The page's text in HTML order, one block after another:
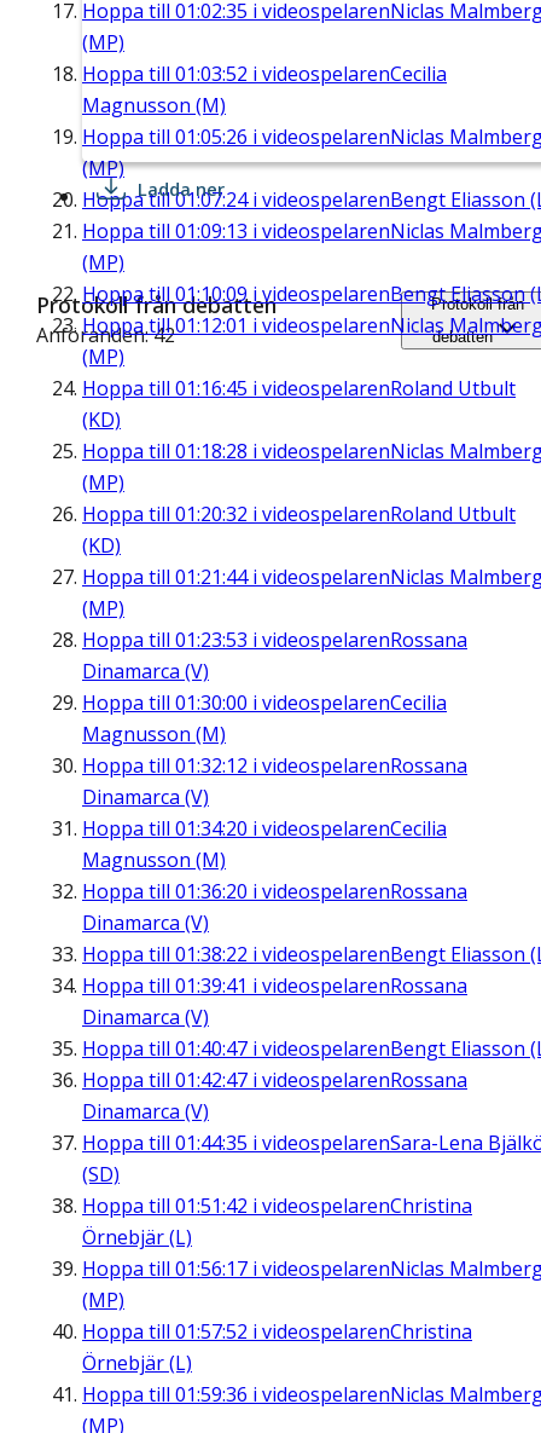
Hoppa till 01:02:35 i videospelarenNiclas
(MP)
Hoppa till 01:03:52 i videospelarenCecilia
Magnusson (M)
Hoppa till 01:05:26 i videospelarenNiclas
(MP)
Hoppa till01:07:24i videospelarenBengt Eliasson
Hoppa till 01:09:13 i videospelarenNiclas
(MP)
Hoppa till 01:10:09 i videospelarenBengt Eliasson
Hoppa till01:12:01 i videospelarenNiclas
(MP)
Hoppa till 01:16:45 i videospelarenRoland Utbult
(KD)
Hoppa till 01:18:28 i videospelarenNiclas
(MP)
Hoppa till 01:20:32 i videospelarenRoland Utbult
(KD)
Hoppa till 01:21:44i videospelarenNiclas
(MP)
Hoppa till 01:23:53 i videospelarenRossana
Dinamarca (V)
Hoppa till 01:30:00 i videospelarenCecilia
Magnusson (M)
Hoppa till 01:32:12 i videospelarenRossana
Dinamarca (V)
Hoppa till 01:34:20 i videospelarenCecilia
Magnusson (M)
Hoppa till 01:36:20 i videospelarenRossana
Dinamarca (V)
Hoppa till 01:38:22 i videospelarenBengt Eliasson
Hoppa till 01:39:41 i videospelarenRossana
Dinamarca (V)
Hoppa till 01:40:47 i videospelarenBengt Eliasson
Hoppa till 01:42:47 i videospelarenRossana
Dinamarca (V)
Hoppa till 01:44:35 i videospelarenSara-Lena
(SD)
Hoppa till 01:51:42 i videospelarenChristina
Örnebjär (L)
Hoppa till 01:56:17 i videospelarenNiclas
(MP)
Hoppa till 01:57:52 i videospelarenChristina
Örnebjär (L)
Hoppa till 01:59:36 i videospelarenNiclas
(MP)
Ladda ner
Protokoll från debatten
Anföranden: 42
Protokoll från
debatten